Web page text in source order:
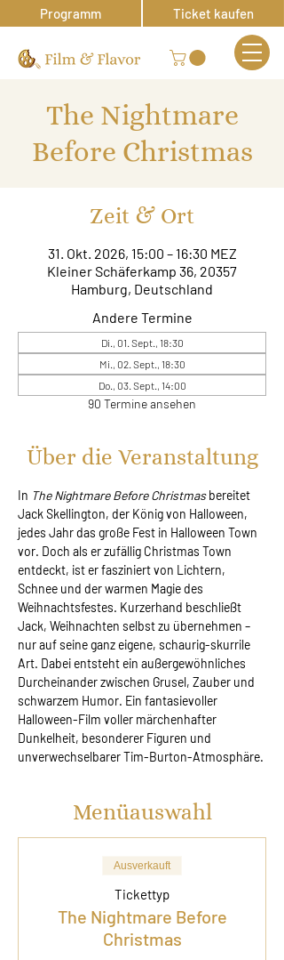
Programm Ticket kaufen
The Nightmare
Before Christmas
Zeit & Ort
31. Okt. 2026, 15:00 – 16:30 MEZ
Kleiner Schäferkamp 36, 20357
Hamburg, Deutschland
Andere Termine
Di., 01. Sept., 18:30
Mi., 02. Sept., 18:30
Do., 03. Sept., 14:00
90 Termine ansehen
Über die Veranstaltung
In The Nightmare Before Christmas bereitet
Jack Skellington, der König von Halloween,
jedes Jahr das große Fest in Halloween Town
vor. Doch als er zufällig Christmas Town
entdeckt, ist er fasziniert von Lichtern,
Schnee und der warmen Magie des
Weihnachtsfestes. Kurzerhand beschließt
Jack, Weihnachten selbst zu übernehmen –
nur auf seine ganz eigene, schaurig-skurrile
Art. Dabei entsteht ein außergewöhnliches
Durcheinander zwischen Grusel, Zauber und
schwarzem Humor. Ein fantasievoller
Halloween-Film voller märchenhafter
Dunkelheit, besonderer Figuren und
unverwechselbarer Tim-Burton-Atmosphäre.
Menüauswahl
Ausverkauft
Tickettyp
The Nightmare Before
Christmas